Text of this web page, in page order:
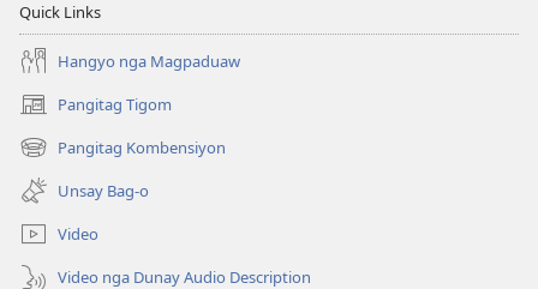
Quick Links
Hangyo nga Magpaduaw
Pangitag Tigom
(mo-
open
ug
bag-
ong
window)
Pangitag Kombensiyon
(mo-
open
ug
bag-
ong
window)
Unsay Bag-o
Video
Video nga Dunay Audio Description